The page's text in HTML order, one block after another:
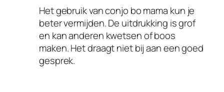
Het gebruik van conjo bo mama kun je
beter vermijden. De uitdrukking is grof
en kan anderen kwetsen of boos
maken. Het draagt niet bij aan een goed
gesprek.